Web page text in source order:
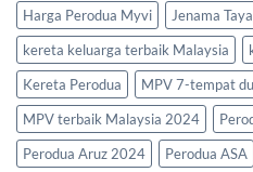
Harga Perodua Myvi
Jenama
kereta keluarga terbaik Malaysia
Kereta Perodua
MPV 7-tempat
MPV terbaik Malaysia 2024
Perodua Aruz 2024
Perodua ASA